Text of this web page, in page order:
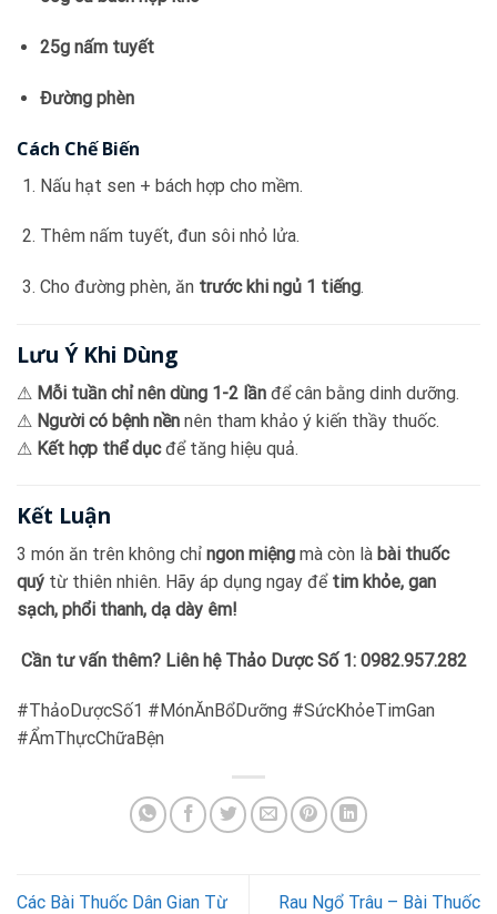
25g nấm tuyết
Đường phèn
Cách Chế Biến
Nấu hạt sen + bách hợp cho mềm.
Thêm nấm tuyết, đun sôi nhỏ lửa.
Cho đường phèn, ăn trước khi ngủ 1 tiếng.
Lưu Ý Khi Dùng
⚠ Mỗi tuần chỉ nên dùng 1-2 lần để cân bằng dinh dưỡng.
⚠ Người có bệnh nền nên tham khảo ý kiến thầy thuốc.
⚠ Kết hợp thể dụcđể tăng hiệu quả.
Kết Luận
3 món ăn trên không chỉ ngon miệng mà còn là bài thuốc
quý từ thiên nhiên. Hãy áp dụng ngay để tim khỏe, gan
sạch, phổi thanh, dạ dày êm!
Cần tư vấn thêm? Liên hệ Thảo Dược Số 1: 0982.957.282
#ThảoDượcSố1 #MónĂnBổDưỡng #SứcKhỏeTimGan
#ẨmThựcChữaBện
Các Bài Thuốc Dân Gian Từ
Rau Ngổ Trâu – Bài Thuốc